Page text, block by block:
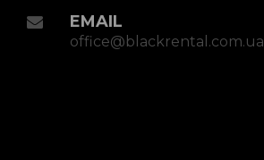
EMAIL
office@blackrental.com.ua